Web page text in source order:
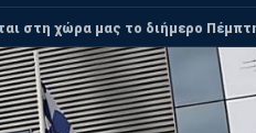
στη χώρα μας το διήμερο